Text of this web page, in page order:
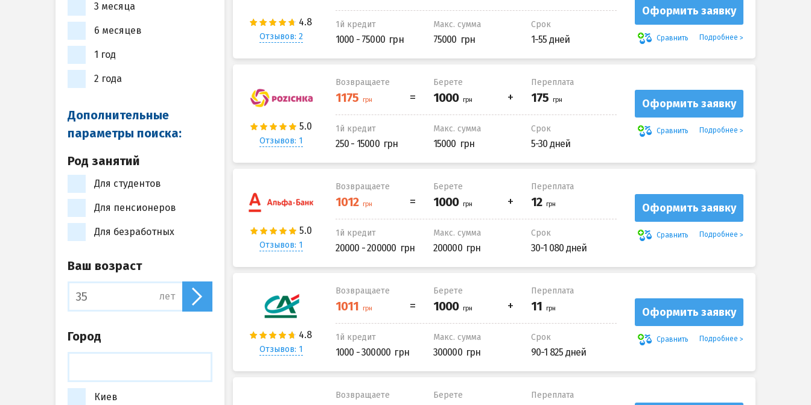
Отзывов: 2
1й кредит
1000 - 75000
Макс. сумма
75000
Срок
1-55 дней
Оформить заявку
Сравнить Подробнее
Отзывов: 1
Возвращаете Берете Переплата
1й кредит
250 - 15000
Макс. сумма
15000
Срок
5-30 дней
Оформить заявку
Сравнить Подробнее
Отзывов: 1
Возвращаете Берете Переплата
1й кредит
20000 - 200000
Макс. сумма
200000
Срок
30-1 080 дней
Оформить заявку
Сравнить Подробнее
Отзывов: 1
Возвращаете Берете Переплата
1й кредит
1000 - 300000
Макс. сумма
300000
Срок
90-1 825 дней
Оформить заявку
Сравнить Подробнее
Возвращаете Берете Переплата
3 месяца
6 месяцев
1 год
2 года
Дополнительные
параметры поиска:
Род занятий
Для студентов
Для пенсионеров
Для безработных
Ваш возраст
лет
Город
Киев